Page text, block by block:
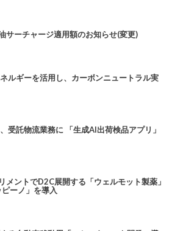
ーチャージ適用額のお知らせ(変更)
ルギーを活用し、カーボンニュートラル実
受託物流業務に 「生成AI出荷検品アプリ」
メントでD2C展開する「ウェルモット製薬」
ーノ」を導入